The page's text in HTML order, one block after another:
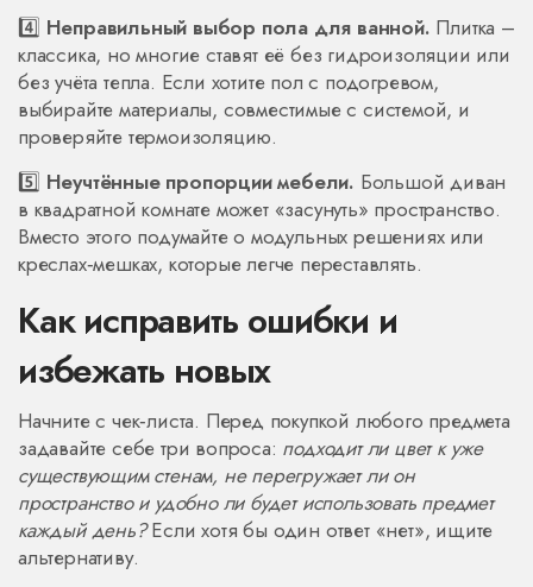
4️⃣ Неправильный выбор пола для ванной. Плитка –
классика, но многие ставят её без гидроизоляции или
без учёта тепла. Если хотите пол с подогревом,
выбирайте материалы, совместимые с системой, и
проверяйте термоизоляцию.
5️⃣ Неучтённые пропорции мебели. Большой диван
в квадратной комнате может «засунуть» пространство.
Вместо этого подумайте о модульных решениях или
креслах‑мешках, которые легче переставлять.
Как исправить ошибки и
избежать новых
Начните с чек‑листа. Перед покупкой любого предмета
задавайте себе три вопроса: подходит ли цвет к уже
существующим стенам, не перегружает ли он
пространство и удобно ли будет использовать предмет
каждый день?Если хотя бы один ответ «нет», ищите
альтернативу.